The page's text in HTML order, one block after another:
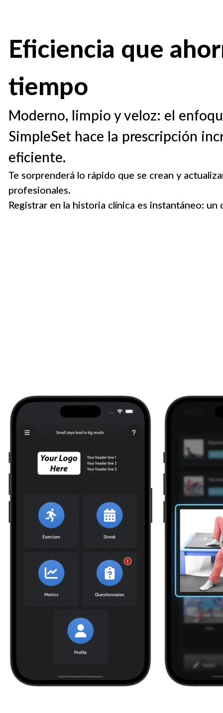
Eficiencia que
tiempo
Moderno, limpio y veloz: el
SimpleSet hace la prescripción
eficiente.
Te sorprenderá lo rápido que se crean y
profesionales.
Registrar en la historia clínica es instantáneo: un